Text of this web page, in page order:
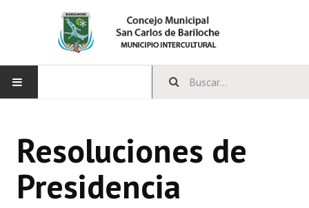
CONCEJO
Bloques Políticos
Resoluciones de
Presidencia